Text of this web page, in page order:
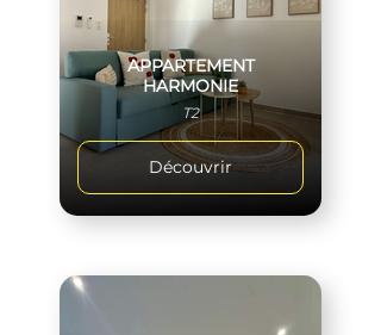
APPARTEMENT
HARMONIE
T2
Découvrir